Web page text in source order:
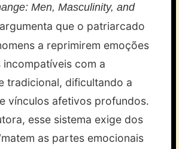
Men, Masculinity, and
que o patriarcado
a reprimirem emoções
com a
tradicional, dificultando a
vínculos afetivos profundos.
esse sistema exige dos
as partes emocionais